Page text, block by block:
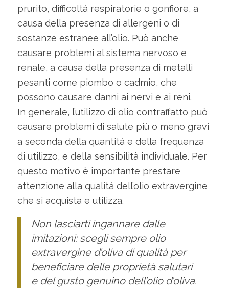
prurito, difficoltà respiratorie o gonfiore, a
causa della presenza di allergeni o di
sostanze estranee all’olio. Può anche
causare problemi al sistema nervoso e
renale, a causa della presenza di metalli
pesanti come piombo o cadmio, che
possono causare danni ai nervi e ai reni.
In generale, l’utilizzo di olio contraffatto può
causare problemi di salute più o meno gravi
a seconda della quantità e della frequenza
di utilizzo, e della sensibilità individuale. Per
questo motivo è importante prestare
attenzione alla qualità dell’olio extravergine
che si acquista e utilizza.
Non lasciarti ingannare dalle
imitazioni: scegli sempre olio
extravergine d’oliva di qualità per
beneficiare delle proprietà salutari
e del gusto genuino dell’olio d’oliva.